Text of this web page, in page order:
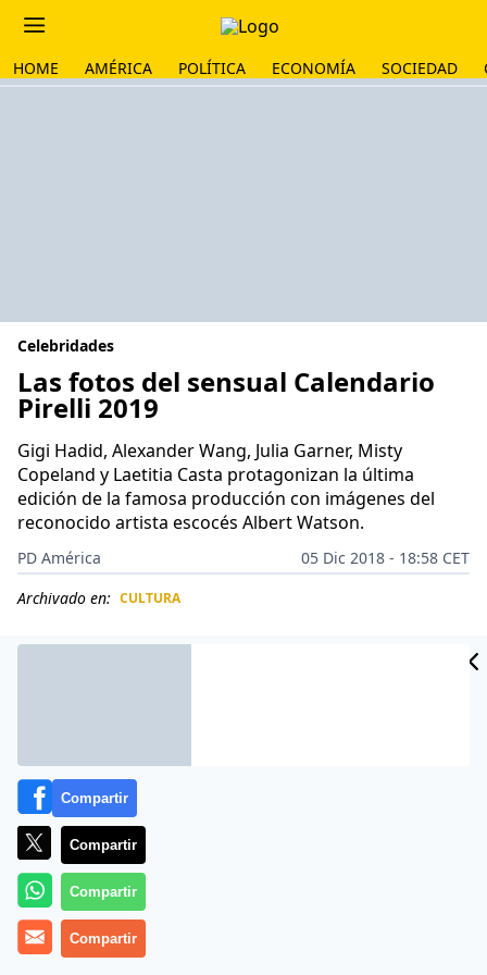
HOME AMÉRICA POLÍTICA ECONOMÍA SOCIEDAD
Celebridades
Las fotos del sensual Calendario
Pirelli 2019
Gigi Hadid, Alexander Wang, Julia Garner, Misty
Copeland y Laetitia Casta protagonizan la última
edición de la famosa producción con imágenes del
reconocido artista escocés Albert Watson.
PD América
05 Dic 2018 - 18:58 CET
Archivado en: CULTURA
El anheladocalendario Pirelli
Compartir
Compartir
Compartir
Compartir